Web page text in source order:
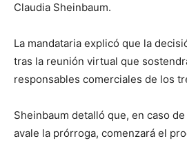
Claudia Sheinbaum.
La mandataria explicó que la
tras la reunión virtual que
responsables comerciales de los
Sheinbaum detalló que, en caso
avale la prórroga, comenzará el